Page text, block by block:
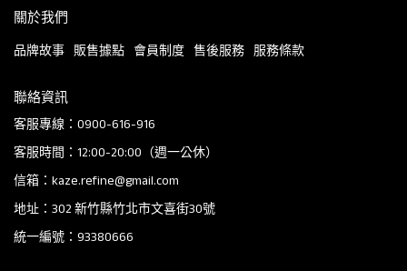
關於我們
品牌故事 販售據點 會員制度 售後服務 服務條款
聯絡資訊
客服專線：0900-616-916
客服時間：12:00-20:00（週一公休）
信箱：kaze.refine@gmail.com
地址：302 新竹縣竹北市文喜街30號
統一編號：93380666